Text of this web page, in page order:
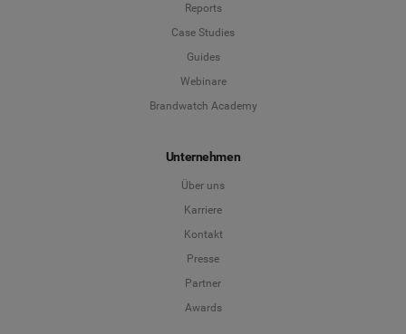
Reports
Case Studies
Guides
Webinare
Brandwatch Academy
Unternehmen
Über uns
Karriere
Kontakt
Presse
Partner
Awards